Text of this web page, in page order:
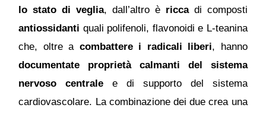
lo stato di veglia, dall’altro è riccadi composti
antiossidanti quali polifenoli, flavonoidi e L-teanina
che, oltre a combattere i radicali liberi, hanno
documentate proprietà calmanti del sistema
nervoso centrale e di supporto del sistema
cardiovascolare. La combinazione dei due crea una